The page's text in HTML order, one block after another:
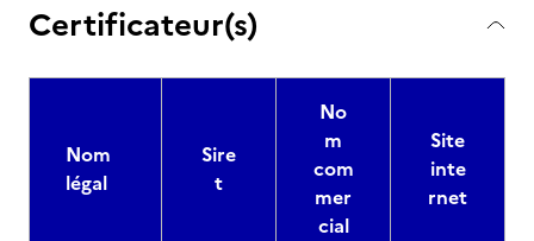
Certificateur(s)
Nom
légal
Sire
t
No
m
com
mer
cial
Site
inte
rnet